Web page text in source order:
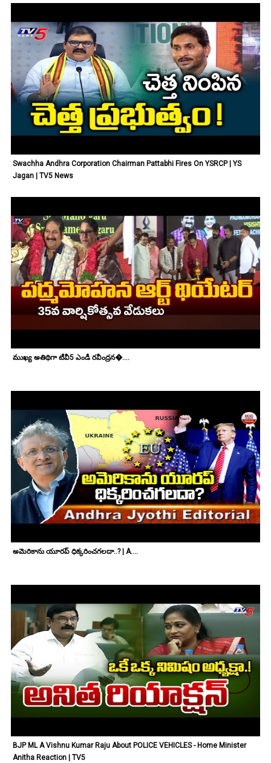
Swachha Andhra Corporation Chairman Pattabhi Fires On YSRCP | YS
Jagan | TV5 News
ముఖ్య అతిథిగా టీవీ5 ఎండీ రవీంద్రన�....
అమెరికాను యూరప్ ధిక్కరించగలదా..? | A....
BJP ML A Vishnu Kumar Raju About POLICE VEHICLES - Home Minister
Anitha Reaction | TV5